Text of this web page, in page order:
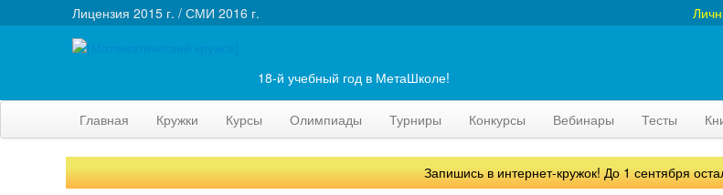
Лицензия 2015 г. / СМИ 2016 г.
18-й учебный год в МетаШколе!
Главная Кружки Курсы Олимпиады Турниры Конкурсы Вебинары Тесты
Запишись в интернет-кружок! До 1 сентября